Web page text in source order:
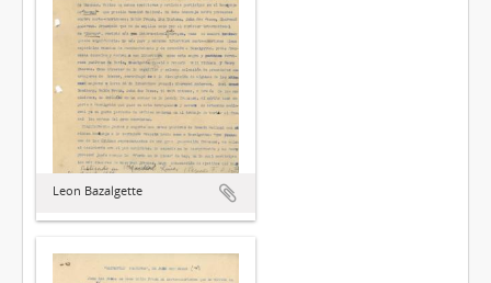
Leon Bazalgette